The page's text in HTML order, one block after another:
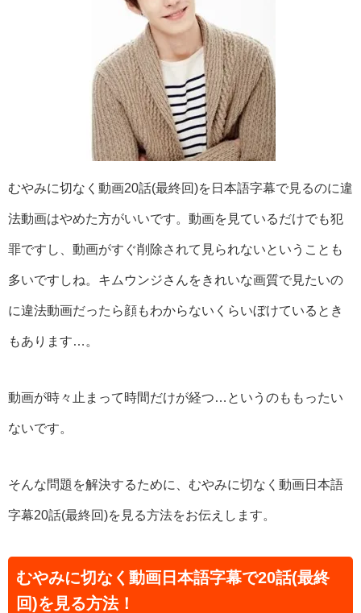
むやみに切なく動画20話(最終回)を日本語字幕で見るのに違
法動画はやめた方がいいです。動画を見ているだけでも犯
罪ですし、動画がすぐ削除されて見られないということも
多いですしね。キムウンジさんをきれいな画質で見たいの
に違法動画だったら顔もわからないくらいぼけているとき
もあります…。
動画が時々止まって時間だけが経つ…というのももったい
ないです。
そんな問題を解決するために、むやみに切なく動画日本語
字幕20話(最終回)を見る方法をお伝えします。
むやみに切なく動画日本語字幕で20話(最終
回)を見る方法！